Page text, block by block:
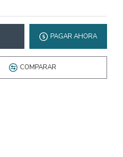
PAGAR AHORA
COMPARAR